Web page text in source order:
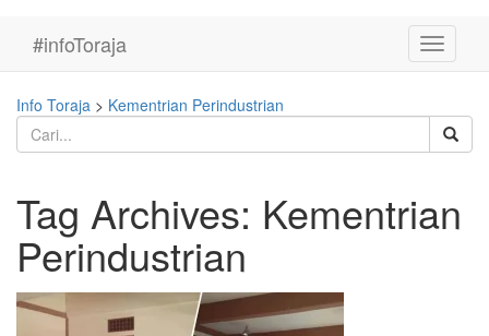
Toggle
#infoToraja
Info Toraja > Kementrian Perindustrian
Tag Archives: Kementrian
Perindustrian